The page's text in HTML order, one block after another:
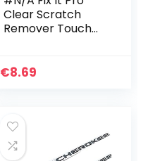
Clear Scratch
Remover Touch
€8.69